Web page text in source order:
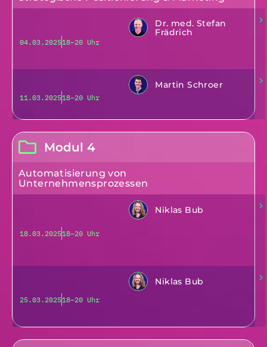
04.03.202518–20 Uhr
Dr. med. Stefan
Frädrich
11.03.202518–20 Uhr
Martin Schroer
Modul 4
Automatisierung von
Unternehmensprozessen
18.03.202518–20 Uhr
Niklas Bub
25.03.202518–20 Uhr
Niklas Bub